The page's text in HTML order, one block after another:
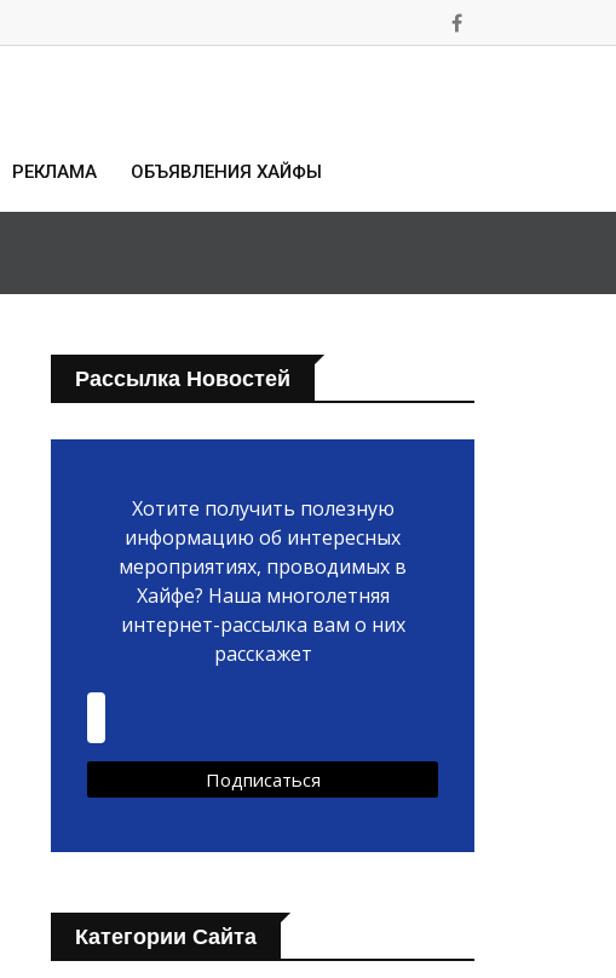
РЕКЛАМА ОБЪЯВЛЕНИЯ ХАЙФЫ
Рассылка Новостей
Хотите получить полезную
информацию об интересных
мероприятиях, проводимых в
Хайфе? Наша многолетняя
интернет-рассылка вам о них
расскажет
Категории Сайта